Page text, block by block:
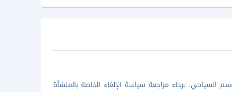
السياحي. برجاء مراجعة سياسة الإلغاء الخاصة بالمنشأة